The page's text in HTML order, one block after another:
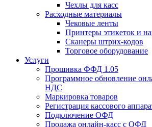
Чехлы для касс
Расходные материалы
Чековые ленты
Принтеры этикеток и
Сканеры штрих-кодов
Торговое оборудование
Услуги
Прошивка ФФД 1.05
Программное обновление
НДС
Маркировка товаров
Регистрация кассового
Подключение ОФД
Продажа онлайн-касс с ОФД